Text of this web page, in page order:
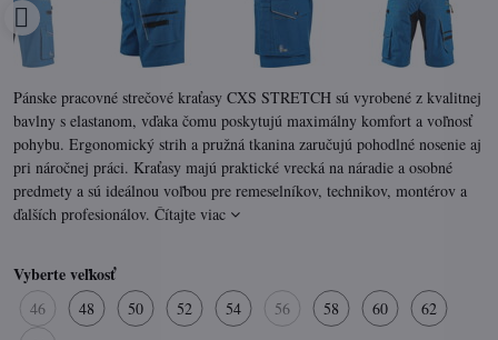
Pánske pracovné strečové kraťasy CXS STRETCH sú vyrobené z kvalitnej
bavlny s elastanom, vďaka čomu poskytujú maximálny komfort a voľnosť
pohybu. Ergonomický strih a pružná tkanina zaručujú pohodlné nosenie aj
pri náročnej práci. Kraťasy majú praktické vrecká na náradie a osobné
predmety a sú ideálnou voľbou pre remeselníkov, technikov, montérov a
ďalších profesionálov. Čítajte viac
Vyberte veľkosť
46 48 50 52 54 56 58 60
62